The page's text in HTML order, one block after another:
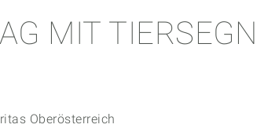
MIT
Oberösterreich